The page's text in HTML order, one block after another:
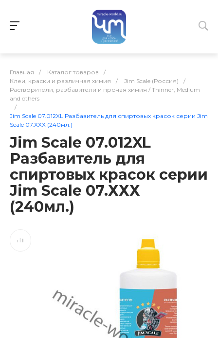
Главная / Каталог товаров
/
Клеи, краски и различная химия
/ Jim Scale (Россия)
/
Растворители, разбавители и прочая химия / Thinner, Medium
and others
/
Jim Scale 07.012XL Разбавитель для спиртовых красок серии Jim
Scale 07.ХХХ (240мл.)
Jim Scale 07.012XL
Разбавитель для
спиртовых красок серии
Jim Scale 07.ХХХ
(240мл.)